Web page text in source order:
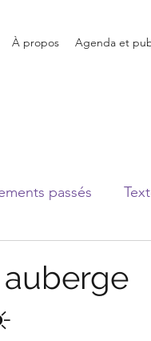
À propos Agenda et
passés